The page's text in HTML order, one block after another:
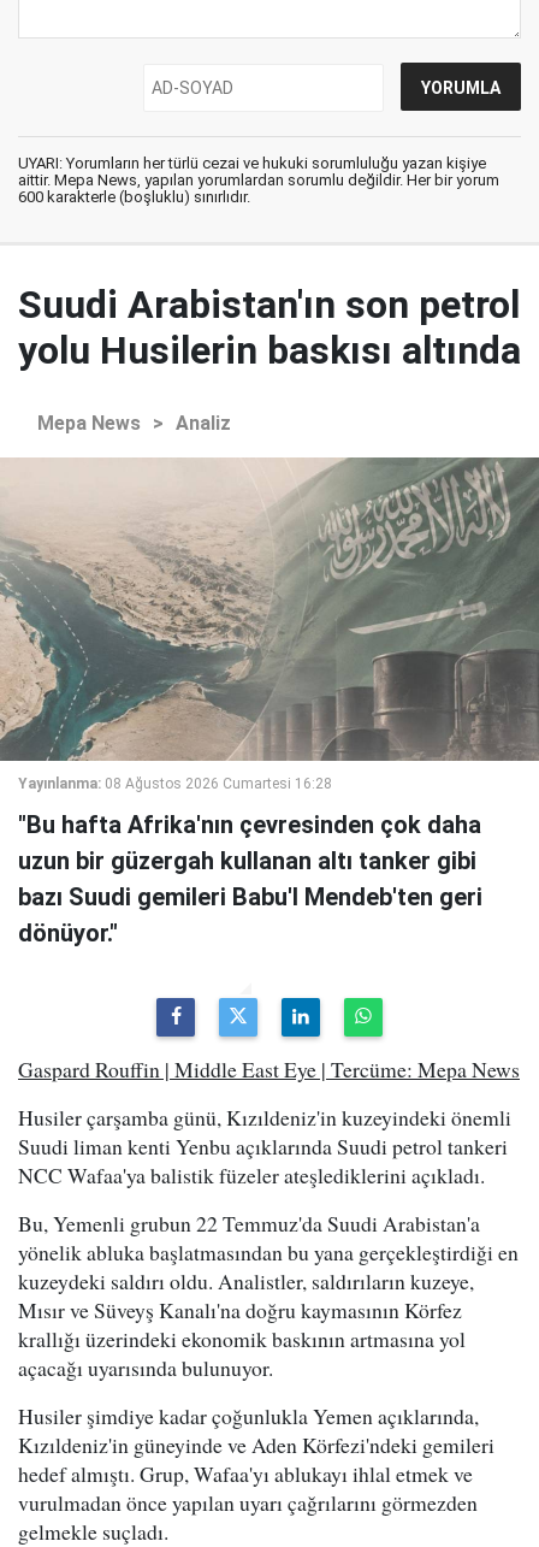
UYARI: Yorumların her türlü cezai ve hukuki sorumluluğu yazan kişiye
aittir. Mepa News, yapılan yorumlardan sorumlu değildir. Her bir yorum
600 karakterle (boşluklu) sınırlıdır.
Suudi Arabistan'ın son petrol
yolu Husilerin baskısı altında
Mepa News > Analiz
Yayınlanma: 08 Ağustos 2026 Cumartesi 16:28
"Bu hafta Afrika'nın çevresinden çok daha
uzun bir güzergah kullanan altı tanker gibi
bazı Suudi gemileri Babu'l Mendeb'ten geri
dönüyor."
Gaspard Rouffin | Middle East Eye | Tercüme: Mepa News
Husiler çarşamba günü, Kızıldeniz'in kuzeyindeki önemli
Suudi liman kenti Yenbu açıklarında Suudi petrol tankeri
NCC Wafaa'ya balistik füzeler ateşlediklerini açıkladı.
Bu, Yemenli grubun 22 Temmuz'da Suudi Arabistan'a
yönelik abluka başlatmasından bu yana gerçekleştirdiği en
kuzeydeki saldırı oldu. Analistler, saldırıların kuzeye,
Mısır ve Süveyş Kanalı'na doğru kaymasının Körfez
krallığı üzerindeki ekonomik baskının artmasına yol
açacağı uyarısında bulunuyor.
Husiler şimdiye kadar çoğunlukla Yemen açıklarında,
Kızıldeniz'in güneyinde ve Aden Körfezi'ndeki gemileri
hedef almıştı. Grup, Wafaa'yı ablukayı ihlal etmek ve
vurulmadan önce yapılan uyarı çağrılarını görmezden
gelmekle suçladı.